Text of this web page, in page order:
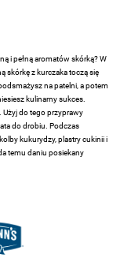
i pełną aromatów skórką? W
skórkę z kurczaka toczą się
na patelni, a potem
kulinarny sukces.
Użyj do tego przyprawy
do drobiu. Podczas
kukurydzy, plastry cukinii i
temu daniu posiekany